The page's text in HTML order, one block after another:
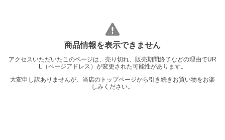
商品情報を表示できません
アクセスいただいたこのページは、売り切れ、販売期間終了などの理由でUR
L（ページアドレス）が変更された可能性があります。
大変申し訳ありませんが、当店のトップページから引き続きお買い物をお楽
しみください。